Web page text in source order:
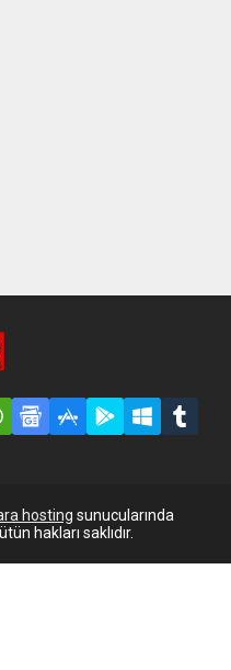
hosting sunucularında
hakları saklıdır.